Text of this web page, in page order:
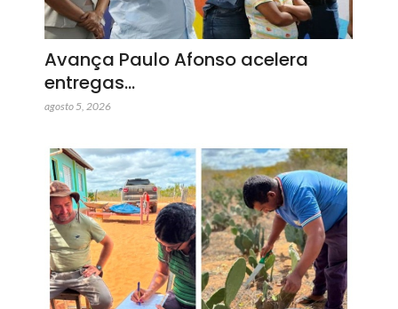
Avança Paulo Afonso acelera
entregas…
agosto 5, 2026